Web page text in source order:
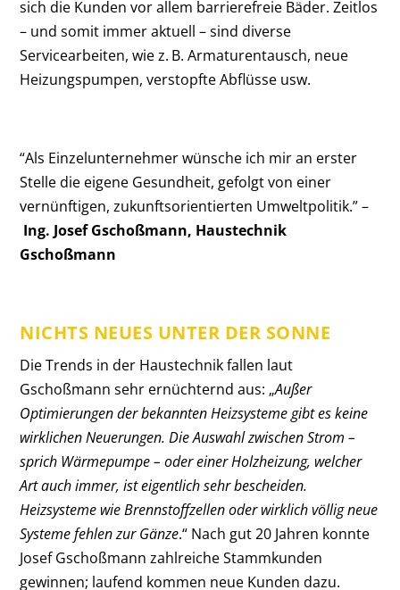
sich die Kunden vor allem bar­rierefreie Bäder. Zeitlos
– und somit immer aktuell – sind diverse
Servicearbeiten, wie z. B. Armaturentausch, neue
Heizungspumpen, verstopfte Abflüsse usw.
“Als Einzelunternehmer wünsche ich mir an erster
Stelle die eigene Gesundheit, gefolgt von einer
vernünftigen, zukunftsorientierten Umweltpolitik.” –
Ing. Josef Gschoßmann, Haustechnik
Gschoßmann
NICHTS NEUES UNTER DER SONNE
Die Trends in der Haustechnik fallen laut
Gschoßmann sehr ernüchternd aus: „Außer
Optimierungen der bekannten Heizsysteme gibt es keine
wirklichen Neuerungen. Die Auswahl zwischen Strom –
sprich Wärmepumpe – oder einer Holzheizung, welcher
Art auch immer, ist eigentlich sehr bescheiden.
Heizsysteme wie Brennstoffzellen oder wirklich völlig neue
Systeme fehlen zur Gänze.“ Nach gut 20 Jahren konnte
Josef Gschoßmann zahlreiche Stammkunden
gewinnen; laufend kommen neue Kunden dazu.